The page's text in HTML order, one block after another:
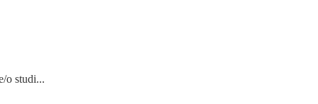
o studi...